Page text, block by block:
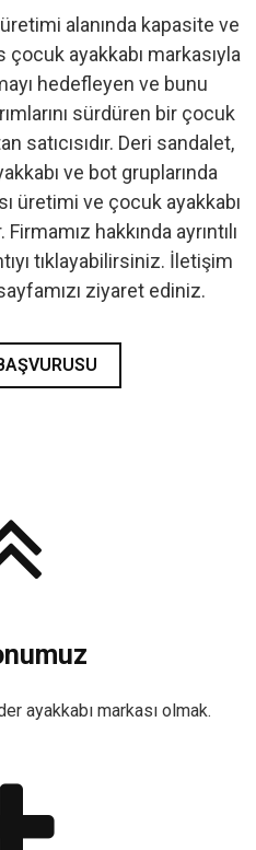
alanında kapasite ve
çocuk ayakkabı markasıyla
hedefleyen ve bunu
sürdüren bir çocuk
satıcısıdır. Deri sandalet,
ve bot gruplarında
üretimi ve çocuk ayakkabı
hakkında ayrıntılı
tıklayabilirsiniz. İletişim
ziyaret ediniz.
ayakkabı markası olmak.